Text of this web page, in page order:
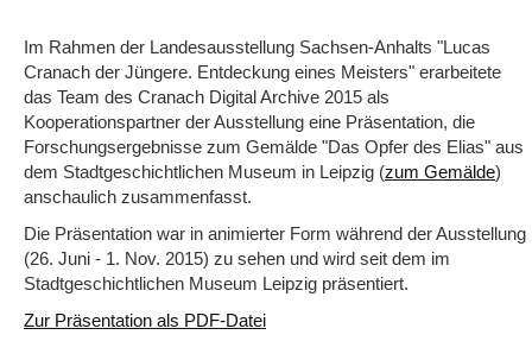
Im Rahmen der Landesausstellung Sachsen-Anhalts "Lucas
Cranach der Jüngere. Entdeckung eines Meisters" erarbeitete
das Team des Cranach Digital Archive 2015 als
Kooperationspartner der Ausstellung eine Präsentation, die
Forschungsergebnisse zum Gemälde "Das Opfer des Elias" aus
dem Stadtgeschichtlichen Museum in Leipzig (zum Gemälde)
anschaulich zusammenfasst.
Die Präsentation war in animierter Form während der Ausstellung
(26. Juni - 1. Nov. 2015) zu sehen und wird seit dem im
Stadtgeschichtlichen Museum Leipzig präsentiert.
Zur Präsentation als PDF-Datei